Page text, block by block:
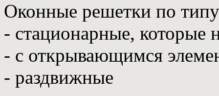
Оконные решетки по
- стационарные, которые
- с открывающимся
- раздвижные